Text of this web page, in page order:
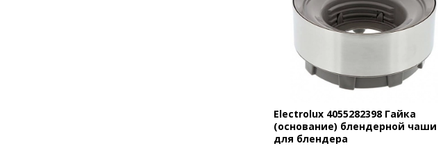
Electrolux 4055282398 Гайка
(основание) блендерной чаши
для блендера